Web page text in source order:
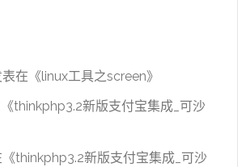
在《linux工具之screen》
thinkphp3.2新版支付宝集成_可沙
thinkphp3.2新版支付宝集成_可沙